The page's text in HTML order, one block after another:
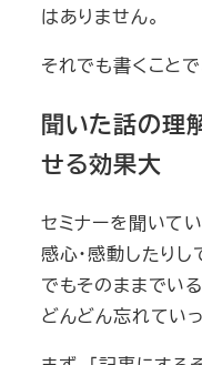
はありません。
それでも書くことで
聞いた話の理
せる効果大
セミナーを聞いて
感心・感動したりし
でもそのままでい
どんどん忘れてい